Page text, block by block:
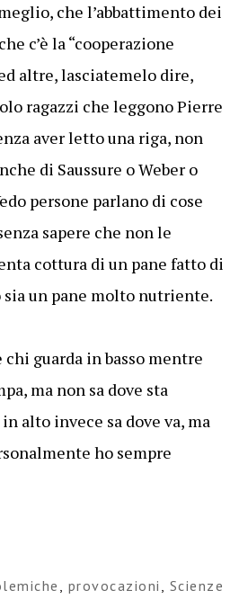
che l’abbattimento dei
c’è la “cooperazione
altre, lasciatemelo dire,
ragazzi che leggono Pierre
aver letto una riga, non
di Saussure o Weber o
persone parlano di cose
sapere che non le
cottura di un pane fatto di
un pane molto nutriente.
guarda in basso mentre
ma non sa dove sta
alto invece sa dove va, ma
ho sempre
, provocazioni , Scienze